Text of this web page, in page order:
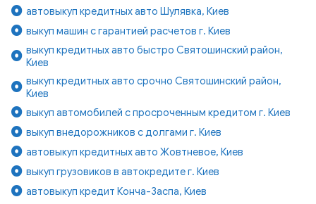
автовыкуп кредитных авто Шулявка, Киев
выкуп машин с гарантией расчетов г. Киев
выкуп кредитных авто быстро Святошинский район,
Киев
выкуп кредитных авто срочно Святошинский район,
Киев
выкуп автомобилей с просроченным кредитом г. Киев
выкуп внедорожников с долгами г. Киев
автовыкуп кредитных авто Жовтневое, Киев
выкуп грузовиков в автокредите г. Киев
автовыкуп кредит Конча-Заспа, Киев